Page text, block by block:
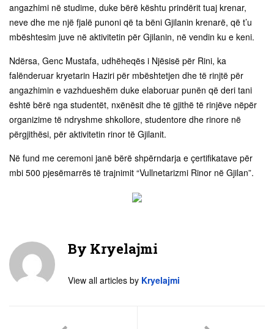
angazhimi në studime, duke bërë kështu prindërit tuaj krenar,
neve dhe me një fjalë punoni që ta bëni Gjilanin krenarë, që t’u
mbështesim juve në aktivitetin për Gjilanin, në vendin ku e keni.
Ndërsa, Genc Mustafa, udhëheqës i Njësisë për Rini, ka
falënderuar kryetarin Haziri për mbështetjen dhe të rinjtë për
angazhimin e vazhdueshëm duke elaboruar punën që deri tani
është bërë nga studentët, nxënësit dhe të gjithë të rinjëve nëpër
organizime të ndryshme shkollore, studentore dhe rinore në
përgjithësi, për aktivitetin rinor të Gjilanit.
Në fund me ceremoni janë bërë shpërndarja e çertifikatave për
mbi 500 pjesëmarrës të trajnimit “Vullnetarizmi Rinor në Gjilan”.
By Kryelajmi
View all articles by Kryelajmi